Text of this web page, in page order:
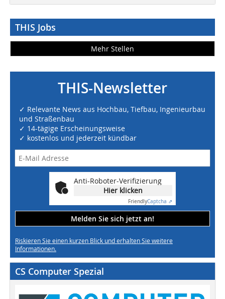
THIS Jobs
Mehr Stellen
THIS-Newsletter
✓ Relevante News aus Hochbau, Tiefbau, Ingenieurbau
und Straßenbau
✓ 14-tägige Erscheinungsweise
✓ kostenlos und jederzeit kündbar
Anti-Roboter-Verifizierung
Hier klicken
FriendlyCaptcha ⇗
Melden Sie sich jetzt an!
Riskieren Sie einen kurzen Blick und erhalten Sie weitere
Informationen.
CS Computer Spezial